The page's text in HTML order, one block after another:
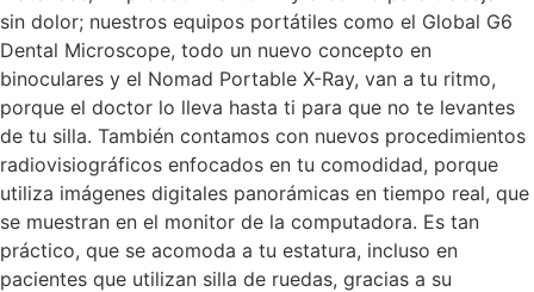
sin dolor; nuestros equipos portátiles como el Global G6
Dental Microscope, todo un nuevo concepto en
binoculares y el Nomad Portable X-Ray, van a tu ritmo,
porque el doctor lo lleva hasta ti para que no te levantes
de tu silla. También contamos con nuevos procedimientos
radiovisiográficos enfocados en tu comodidad, porque
utiliza imágenes digitales panorámicas en tiempo real, que
se muestran en el monitor de la computadora. Es tan
práctico, que se acomoda a tu estatura, incluso en
pacientes que utilizan silla de ruedas, gracias a su